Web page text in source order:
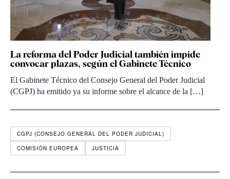
La reforma del Poder Judicial también impide
convocar plazas, según el Gabinete Técnico
El Gabinete Técnico del Consejo General del Poder Judicial
(CGPJ) ha emitido ya su informe sobre el alcance de la […]
CGPJ (CONSEJO GENERAL DEL PODER JUDICIAL)
COMISIÓN EUROPEA
JUSTICIA